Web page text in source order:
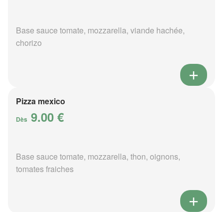
Base sauce tomate, mozzarella, viande hachée,
chorizo
Pizza mexico
Dès 9.00 €
Base sauce tomate, mozzarella, thon, oignons,
tomates fraiches